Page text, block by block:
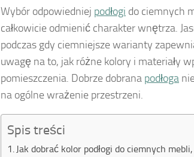
Wybór odpowiedniej podłogi do ciemnych
całkowicie odmienić charakter wnętrza.
podczas gdy ciemniejsze warianty
uwagę na to, jak różne kolory i materiały
pomieszczenia. Dobrze dobrana podłoga
na ogólne wrażenie przestrzeni.
Spis treści
Jak dobrać kolor podłogi do ciemnych